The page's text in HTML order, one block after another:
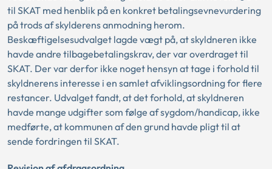
til SKAT med henblik på en konkret betalingsevnevurdering
på trods af skylderens anmodning herom.
Beskæftigelsesudvalget lagde vægt på, at skyldneren ikke
havde andre tilbagebetalingskrav, der var overdraget til
SKAT. Der var derfor ikke noget hensyn at tage i forhold til
skyldnerens interesse i en samlet afviklingsordning for flere
restancer. Udvalget fandt, at det forhold, at skyldneren
havde mange udgifter som følge af sygdom/handicap, ikke
medførte, at kommunen af den grund havde pligt til at
sende fordringen til SKAT.